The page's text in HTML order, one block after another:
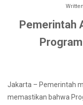
Pemerintah
Jakarta – Pemerintah
memastikan bahwa